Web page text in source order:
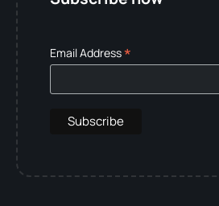
Email Address*